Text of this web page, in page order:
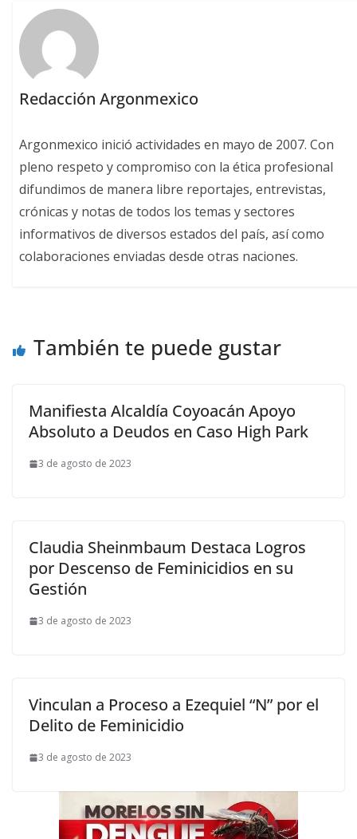
Redacción Argonmexico
Argonmexico inició actividades en mayo de 2007. Con
pleno respeto y compromiso con la ética profesional
difundimos de manera libre reportajes, entrevistas,
crónicas y notas de todos los temas y sectores
informativos de diversos estados del país, así como
colaboraciones enviadas desde otras naciones.
También te puede gustar
Manifiesta Alcaldía Coyoacán Apoyo
Absoluto a Deudos en Caso High Park
3 de agosto de 2023
Claudia Sheinmbaum Destaca Logros
por Descenso de Feminicidios en su
Gestión
3 de agosto de 2023
Vinculan a Proceso a Ezequiel “N” por el
Delito de Feminicidio
3 de agosto de 2023